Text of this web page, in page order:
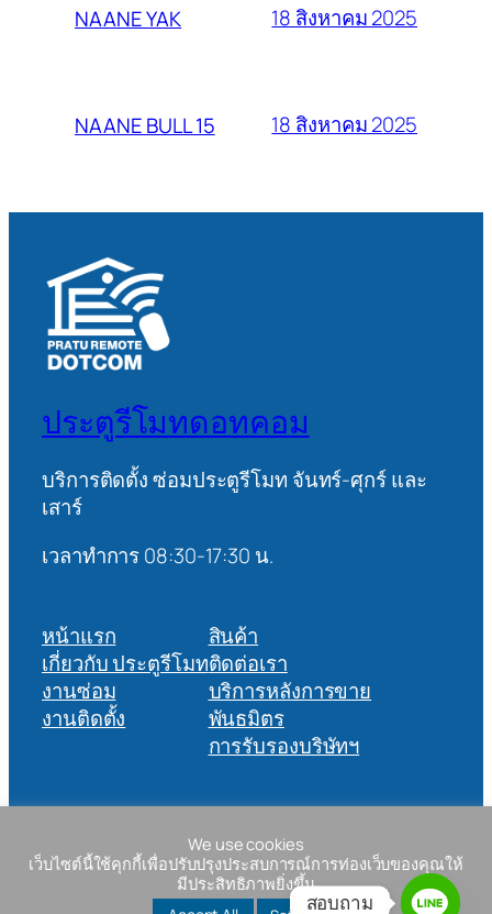
NAANE YAK 18 สิงหาคม 2025
NAANE BULL 15 18 สิงหาคม 2025
ประตูรีโมทดอทคอม
บริการติดตั้ง ซ่อมประตูรีโมท จันทร์-ศุกร์ และ
เสาร์
เวลาทำการ 08:30-17:30 น.
หน้าแรก
เกี่ยวกับ ประตูรีโมท
งานซ่อม
งานติดตั้ง
สินค้า
ติดต่อเรา
บริการหลังการขาย
พันธมิตร
การรับรองบริษัทฯ
บริษัท เออีซีเอ็นจิเนียริง จำกัด 90/206 ซอยวัชรพล 1/4 แขวงท่า
แร้ง เขตบางเขน กรุงเทพฯ 10220 tax: 0105556067278
We use cookies
เว็บไซต์นี้ใช้คุกกี้เพื่อปรับปรุงประสบการณ์การท่องเว็บของคุณให้
มีประสิทธิภาพยิ่งขึ้น
สอบถาม